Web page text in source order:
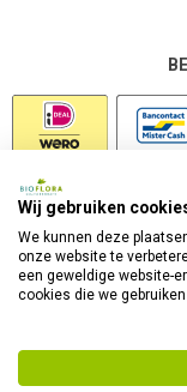
Wij gebruiken
We kunnen deze
onze website te
een geweldige website-
cookies die we